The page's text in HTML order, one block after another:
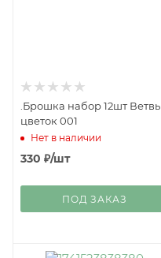
.Брошка набор 12шт Ветвь
цветок 001
Нет в наличии
330 ₽/шт
ПОД ЗАКАЗ